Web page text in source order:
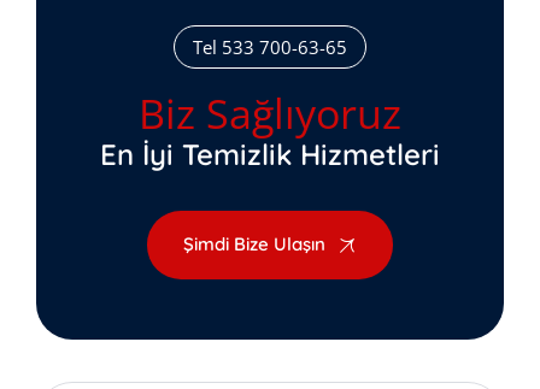
Tel 533 700-63-65
Biz Sağlıyoruz
En İyi Temizlik Hizmetleri
Şimdi Bize Ulaşın